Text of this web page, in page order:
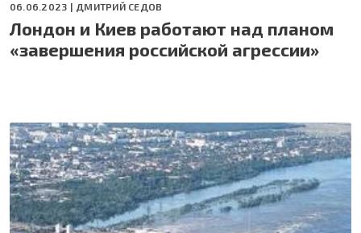
06.06.2023 | ДМИТРИЙ СЕДОВ
Лондон и Киев работают над планом
«завершения российской агрессии»